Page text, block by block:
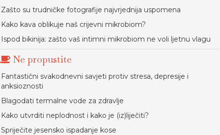
Zašto su trudničke fotografije najvrjednija uspomena
Kako kava oblikuje naš crijevni mikrobiom?
Ispod bikinija: zašto vaš intimni mikrobiom ne voli ljetnu vlagu
Ne propustite
Fantastični svakodnevni savjeti protiv stresa, depresije i
anksioznosti
Blagodati termalne vode za zdravlje
Kako utvrditi neplodnost i kako je (iz)liječiti?
Spriječite jesensko ispadanje kose